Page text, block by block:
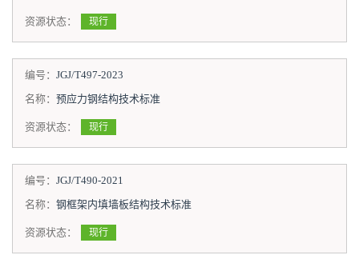
资源状态： 现行
编号： JGJ/T497-2023
名称： 预应力钢结构技术标准
资源状态： 现行
编号： JGJ/T490-2021
名称： 钢框架内填墙板结构技术标准
资源状态： 现行